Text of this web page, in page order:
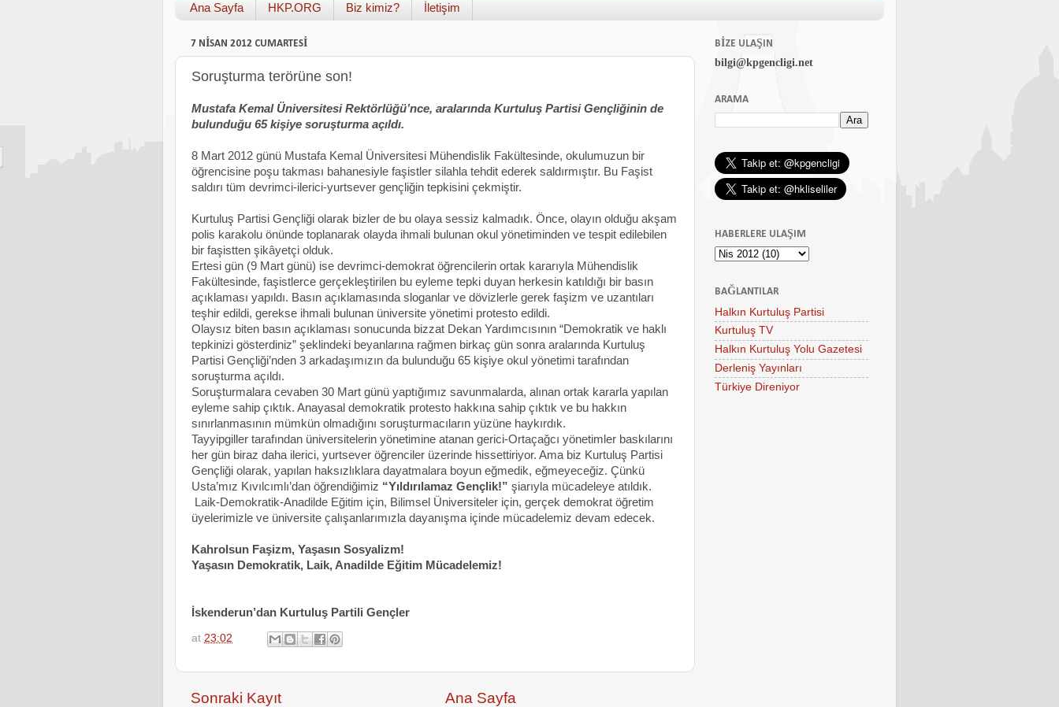
Ana Sayfa HKP.ORG Biz kimiz? İletişim
7 NISAN 2012 CUMARTESI
Soruşturma terörüne son!
Mustafa Kemal Üniversitesi Rektörlüğü’nce, aralarında Kurtuluş Partisi Gençliğinin de
bulunduğu 65 kişiye soruşturma açıldı.
8 Mart 2012 günü Mustafa Kemal Üniversitesi Mühendislik Fakültesinde, okulumuzun bir
öğrencisine poşu takması bahanesiyle faşistler silahla tehdit ederek saldırmıştır. Bu Faşist
saldırı tüm devrimci-ilerici-yurtsever gençliğin tepkisini çekmiştir.
Kurtuluş Partisi Gençliği olarak bizler de bu olaya sessiz kalmadık. Önce, olayın olduğu akşam
polis karakolu önünde toplanarak olayda ihmali bulunan okul yönetiminden ve tespit edilebilen
bir faşistten şikâyetçi olduk.
Ertesi gün (9 Mart günü) ise devrimci-demokrat öğrencilerin ortak kararıyla Mühendislik
Fakültesinde, faşistlerce gerçekleştirilen bu eyleme tepki duyan herkesin katıldığı bir basın
açıklaması yapıldı. Basın açıklamasında sloganlar ve dövizlerle gerek faşizm ve uzantıları
teşhir edildi, gerekse ihmali bulunan üniversite yönetimi protesto edildi.
Olaysız biten basın açıklaması sonucunda bizzat Dekan Yardımcısının “Demokratik ve haklı
tepkinizi gösterdiniz” şeklindeki beyanlarına rağmen birkaç gün sonra aralarında Kurtuluş
Partisi Gençliği’nden 3 arkadaşımızın da bulunduğu 65 kişiye okul yönetimi tarafından
soruşturma açıldı.
Soruşturmalara cevaben 30 Mart günü yaptığımız savunmalarda, alınan ortak kararla yapılan
eyleme sahip çıktık. Anayasal demokratik protesto hakkına sahip çıktık ve bu hakkın
sınırlanmasının mümkün olmadığını soruşturmacıların yüzüne haykırdık.
Tayyipgiller tarafından üniversitelerin yönetimine atanan gerici-Ortaçağcı yönetimler baskılarını
her gün biraz daha ilerici, yurtsever öğrenciler üzerinde hissettiriyor. Ama biz Kurtuluş Partisi
Gençliği olarak, yapılan haksızlıklara dayatmalara boyun eğmedik, eğmeyeceğiz. Çünkü
Usta’mız Kıvılcımlı’dan öğrendiğimiz “Yıldırılamaz Gençlik!” şiarıyla mücadeleye atıldık.
Laik-Demokratik-Anadilde Eğitim için, Bilimsel Üniversiteler için, gerçek demokrat öğretim
üyelerimizle ve üniversite çalışanlarımızla dayanışma içinde mücadelemiz devam edecek.
Kahrolsun Faşizm, Yaşasın Sosyalizm!
Yaşasın Demokratik, Laik, Anadilde Eğitim Mücadelemiz!
İskenderun’dan Kurtuluş Partili Gençler
at 23:02
Sonraki Kayıt Ana Sayfa
BIZE ULAŞIN
bilgi@kpgencligi.net
ARAMA
HABERLERE ULAŞIM
BAĞLANTILAR
Halkın Kurtuluş Partisi
Kurtuluş TV
Halkın Kurtuluş Yolu Gazetesi
Derleniş Yayınları
Türkiye Direniyor